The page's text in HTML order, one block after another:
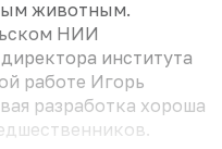
животным.
НИИ
института
работе Игорь
разработка хороша